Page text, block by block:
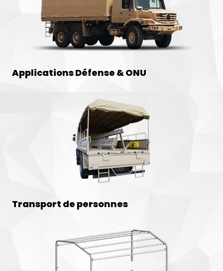
Applications Défense & ONU
Transport de personnes